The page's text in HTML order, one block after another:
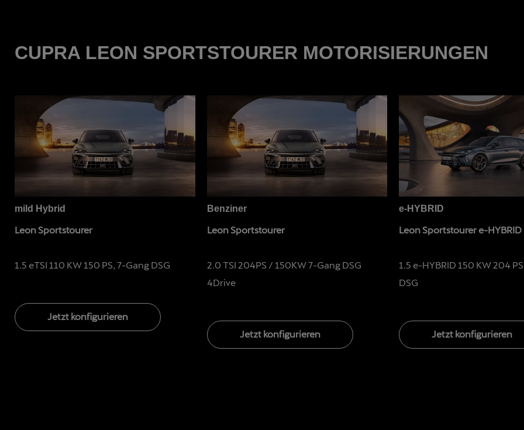
CUPRA LEON SPORTSTOURER MOTORISIERUNGEN
mild Hybrid
Leon Sportstourer
1.5 eTSI 110 KW 150 PS, 7-Gang DSG
Jetzt konfigurieren
Benziner
Leon Sportstourer
2.0 TSI 204PS / 150KW 7-Gang DSG
4Drive
Jetzt konfigurieren
e-HYBRID
Leon Sportstourer e-HYBRID
1.5 e-HYBRID 150 KW 204
DSG
Jetzt konfigurieren